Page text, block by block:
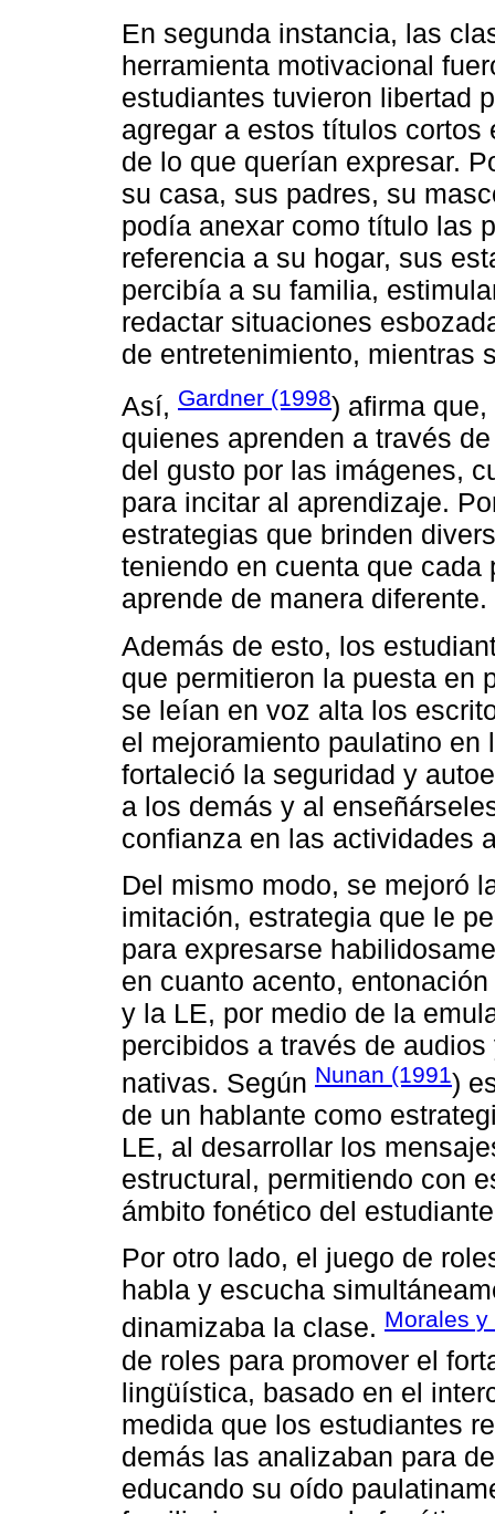
En segunda instancia, las
herramienta motivacional
estudiantes tuvieron libertad
agregar a estos títulos
de lo que querían expresar.
su casa, sus padres, su
podía anexar como título las
referencia a su hogar, sus
percibía a su familia,
redactar situaciones
de entretenimiento, mientras
Así, Gardner (1998) afirma
quienes aprenden a través
del gusto por las imágenes,
para incitar al aprendizaje.
estrategias que brinden
teniendo en cuenta que
aprende de manera diferente.
Además de esto, los
que permitieron la puesta en
se leían en voz alta los
el mejoramiento paulatino
fortaleció la seguridad y
a los demás y al
confianza en las actividades
Del mismo modo, se mejoró
imitación, estrategia que le
para expresarse
en cuanto acento,
y la LE, por medio de la
percibidos a través de
nativas. Según Nunan (1991)
de un hablante como
LE, al desarrollar los
estructural, permitiendo con
ámbito fonético del
Por otro lado, el juego de
habla y escucha
dinamizaba la clase. Morales y
de roles para promover el
lingüística, basado en el
medida que los estudiantes
demás las analizaban para
educando su oído